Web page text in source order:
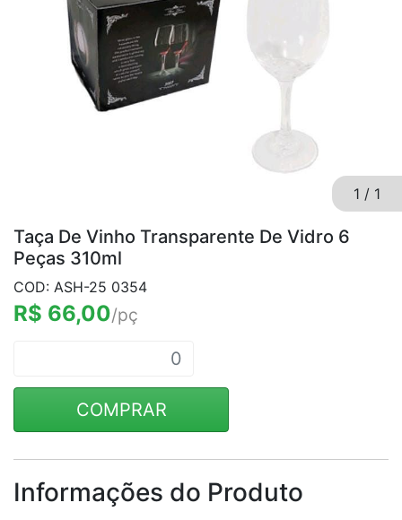
1 / 1
Taça De Vinho Transparente De Vidro 6
Peças 310ml
COD: ASH-25 0354
R$ 66,00/pç
COMPRAR
Informações do Produto